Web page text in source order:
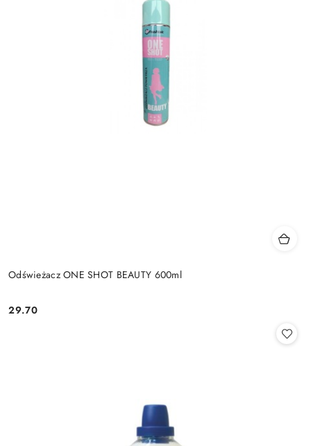
Odświeżacz ONE SHOT BEAUTY 600ml
Cena:
29.70